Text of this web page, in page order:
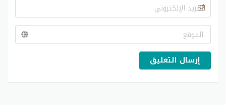
*
إرسال التعليق